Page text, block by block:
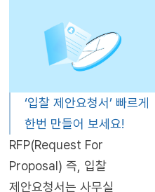
‘입찰 제안요청서’ 빠르게
한번 만들어 보세요!
RFP(Request For
Proposal) 즉, 입찰
제안요청서는 사무실